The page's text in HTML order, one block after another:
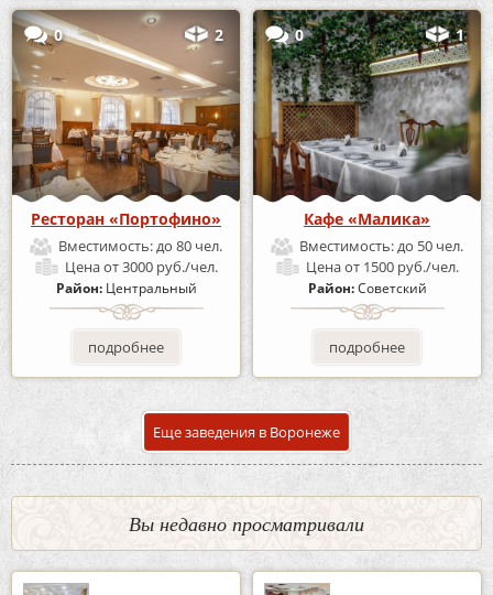
0 2
Ресторан «Портофино»
Вместимость:до 80 чел.
Ценаот 3000 руб./чел.
Район: Центральный
подробнее
0 1
Кафе «Малика»
Вместимость:до 50 чел.
Ценаот 1500 руб./чел.
Район:Советский
подробнее
Еще заведения в Воронеже
Вы недавно просматривали